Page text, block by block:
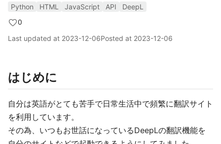
Python HTML JavaScript API
DeepL
0
Last updated at 2023-12-06Posted at 2023-12-06
はじめに
自分は英語がとても苦手で日常生活中で頻繁に翻訳サイト
を利用しています。
その為、いつもお世話になっているDeepLの翻訳機能を